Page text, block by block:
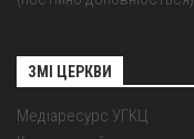
ЗМІ ЦЕРКВИ
Медіаресурс УГКЦ